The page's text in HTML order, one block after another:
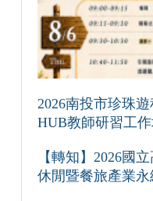
2026南投市珍珠
HUB教師研習工
【轉知】2026國
休閒暨餐旅產業